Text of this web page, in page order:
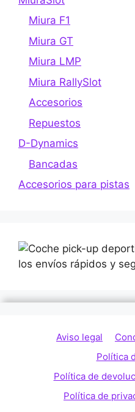
Miura F1
Miura GT
Miura LMP
Miura RallySlot
Accesorios
Repuestos
D-Dynamics
Bancadas
Accesorios para pistas
Aviso legal
Política
Política de
Política de